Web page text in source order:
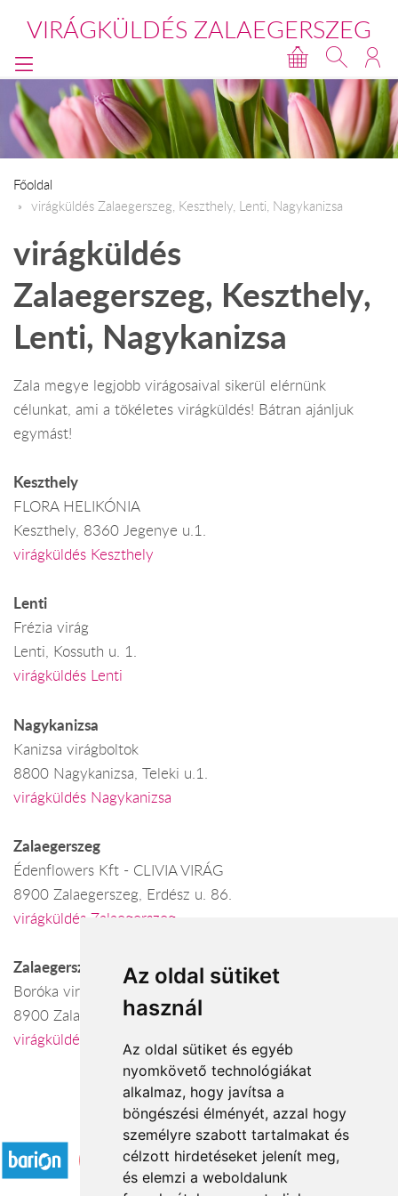
Az oldal sütiket
használ
Az oldal sütiket és egyéb
nyomkövető technológiákat
alkalmaz, hogy javítsa a
böngészési élményét, azzal hogy
személyre szabott tartalmakat és
célzott hirdetéseket jelenít meg,
és elemzi a weboldalunk
VIRÁGKÜLDÉS ZALAEGERSZEG
Főoldal
virágküldés Zalaegerszeg, Keszthely, Lenti, Nagykanizsa
virágküldés
Zalaegerszeg, Keszthely,
Lenti, Nagykanizsa
Zala megye legjobb virágosaival sikerül elérnünk
célunkat, ami a tökéletes virágküldés! Bátran ajánljuk
egymást!
Keszthely
FLORA HELIKÓNIA
Keszthely, 8360 Jegenye u.1.
virágküldés Keszthely
Lenti
Frézia virág
Lenti, Kossuth u. 1.
virágküldés Lenti
Nagykanizsa
Kanizsa virágboltok
8800 Nagykanizsa, Teleki u.1.
virágküldés Nagykanizsa
Zalaegerszeg
Édenflowers Kft - CLIVIA VIRÁG
8900 Zalaegerszeg, Erdész u. 86.
virágküldés Zalaegerszeg
Zalaegerszeg
Boróka virág
8900 Zalaegerszeg, Kossuth L. u.19-23
virágküldés Zalaegerszeg
Elfogadott fizetési módok